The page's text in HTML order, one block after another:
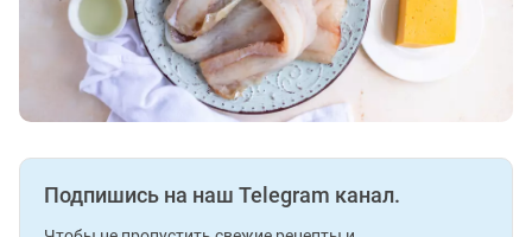
Подпишись на наш Telegram канал.